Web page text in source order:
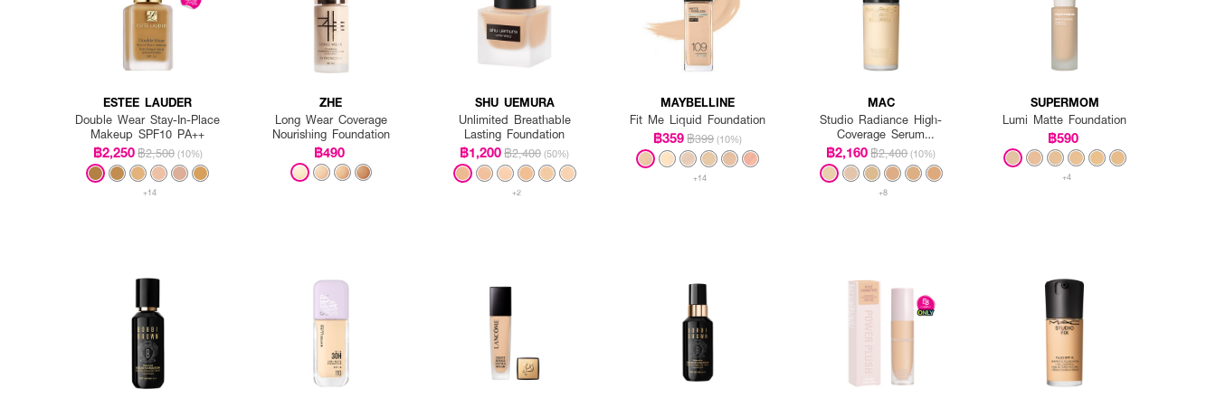
ESTEE LAUDER
Double Wear Stay-In-Place
Makeup SPF10 PA++
฿2,250฿2,500 (10%)
+14
ZHE
Long Wear Coverage
Nourishing Foundation
฿490
SHU UEMURA
Unlimited Breathable
Lasting Foundation
฿1,200฿2,400 (50%)
+2
MAYBELLINE
Fit Me Liquid Foundation
฿359฿399 (10%)
+14
MAC
Studio Radiance High-
Coverage Serum
Foundation
฿2,160฿2,400 (10%)
+8
SUPERMOM
Lumi Matte Foundation
฿590
+4